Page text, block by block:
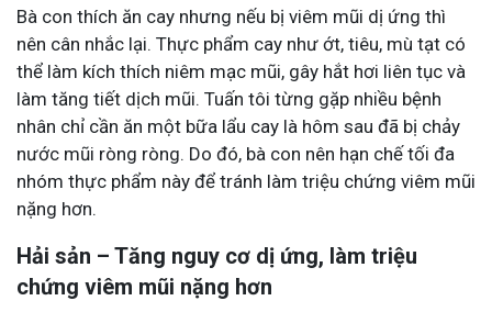
Bà con thích ăn cay nhưng nếu bị viêm mũi dị ứng thì
nên cân nhắc lại. Thực phẩm cay như ớt, tiêu, mù tạt có
thể làm kích thích niêm mạc mũi, gây hắt hơi liên tục và
làm tăng tiết dịch mũi. Tuấn tôi từng gặp nhiều bệnh
nhân chỉ cần ăn một bữa lẩu cay là hôm sau đã bị chảy
nước mũi ròng ròng. Do đó, bà con nên hạn chế tối đa
nhóm thực phẩm này để tránh làm triệu chứng viêm mũi
nặng hơn.
Hải sản – Tăng nguy cơ dị ứng, làm triệu
chứng viêm mũi nặng hơn